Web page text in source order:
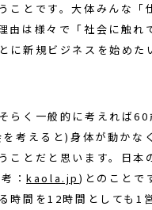
ことです。大体みんな「
由は様々で「社会に触れ
に新規ビジネスを始めた
らく一般的に考えれば60
考えると)身体が動かな
ことだと思います。日本
：kaola.jp )とのことで
時間を12時間としても1